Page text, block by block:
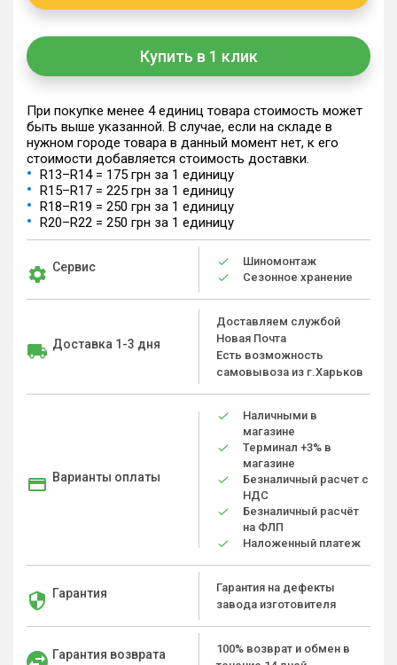
Купить в 1 клик
При покупке менее 4 единиц товара стоимость может
быть выше указанной. В случае, если на складе в
нужном городе товара в данный момент нет, к его
стоимости добавляется стоимость доставки.
R13–R14 = 175 грн за 1 единицу
R15–R17 = 225 грн за 1 единицу
R18–R19 = 250 грн за 1 единицу
R20–R22 = 250 грн за 1 единицу
Сервис
Шиномонтаж
Сезонное хранение
Доставка 1-3 дня
Доставляем службой
Новая Почта
Есть возможность
самовывоза из г.Харьков
Варианты оплаты
Наличными в
магазине
Терминал +3% в
магазине
Безналичный расчет с
НДС
Безналичный расчёт
на ФЛП
Наложенный платеж
Гарантия
Гарантия на дефекты
завода изготовителя
Гарантия возврата
100% возврат и обмен в